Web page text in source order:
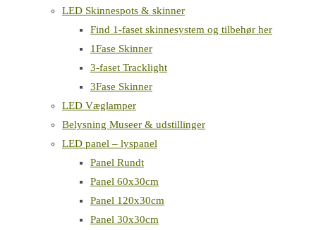
LED Skinnespots & skinner
Find 1-faset skinnesystem og tilbehør her
1Fase Skinner
3-faset Tracklight
3Fase Skinner
LED Væglamper
Belysning Museer & udstillinger
LED panel – lyspanel
Panel Rundt
Panel 60x30cm
Panel 120x30cm
Panel 30x30cm